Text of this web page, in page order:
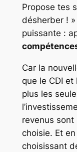
Propose tes
désherber ! »
puissante :
Car la
que le CDI
plus les
revenus
choisie. Et
choisissant